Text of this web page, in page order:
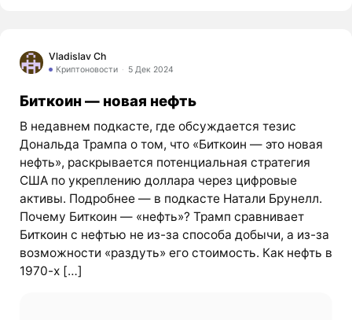
Vladislav Ch
Криптоновости 5 Дек 2024
Биткоин — новая нефть
В недавнем подкасте, где обсуждается тезис
Дональда Трампа о том, что «Биткоин — это новая
нефть», раскрывается потенциальная стратегия
США по укреплению доллара через цифровые
активы. Подробнее — в подкасте Натали Брунелл.
Почему Биткоин — «нефть»? Трамп сравнивает
Биткоин с нефтью не из-за способа добычи, а из-за
возможности «раздуть» его стоимость. Как нефть в
1970-х […]